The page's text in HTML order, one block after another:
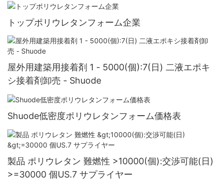
トップポリウレタンフォーム企業
屋外用建築用接着剤 1 - 5000(個):7(日) 二液エポキ
シ接着剤卸売 - Shuode
Shuode低密度ポリウレタンフォーム価格表
製品 ポリウレタン 難燃性 >10000(個):交渉可能(日)
>=30000 個US.7 サプライヤー